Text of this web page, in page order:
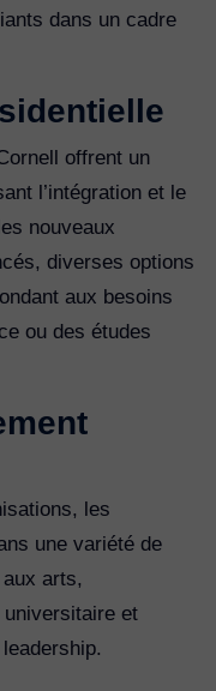
dans un cadre
offrent un
l’intégration et le
nouveaux
diverses options
aux besoins
ou des études
les
une variété de
arts,
et